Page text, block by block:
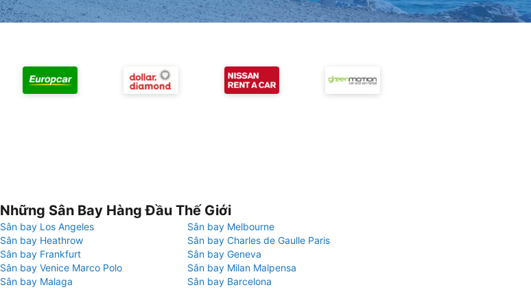
Những Sân Bay Hàng Đầu Thế Giới
Sân bay Los Angeles
Sân bay Melbourne
Sân bay Heathrow
Sân bay Charles de Gaulle Paris
Sân bay Frankfurt
Sân bay Geneva
Sân bay Venice Marco Polo
Sân bay Milan Malpensa
Sân bay Malaga
Sân bay Barcelona